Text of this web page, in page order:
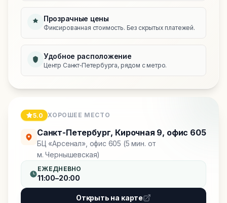
Прозрачные цены
Фиксированная стоимость. Без скрытых платежей.
Удобное расположение
Центр Санкт‑Петербурга, рядом с метро.
5.0 ХОРОШЕЕ МЕСТО
Санкт-Петербург, Кирочная 9, офис 605
БЦ «Арсенал», офис 605 (5 мин. от
м. Чернышевская)
ЕЖЕДНЕВНО
11:00–20:00
Открыть на карте